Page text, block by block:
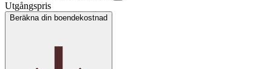
Utgångspris
Beräkna din boendekostnad